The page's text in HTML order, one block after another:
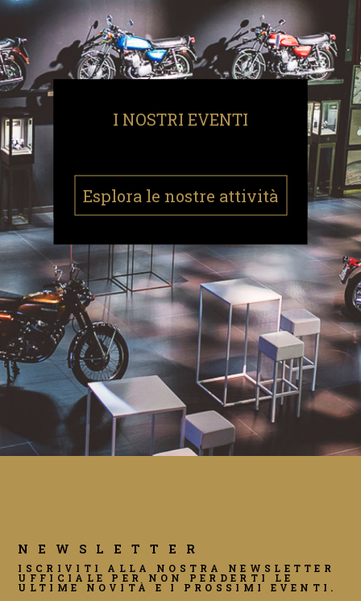
I NOSTRI EVENTI
Esplora le nostre attività
NEWSLETTER
ISCRIVITI ALLA NOSTRA NEWSLETTER
UFFICIALE PER NON PERDERTI LE
ULTIME NOVITÀ E I PROSSIMI EVENTI.